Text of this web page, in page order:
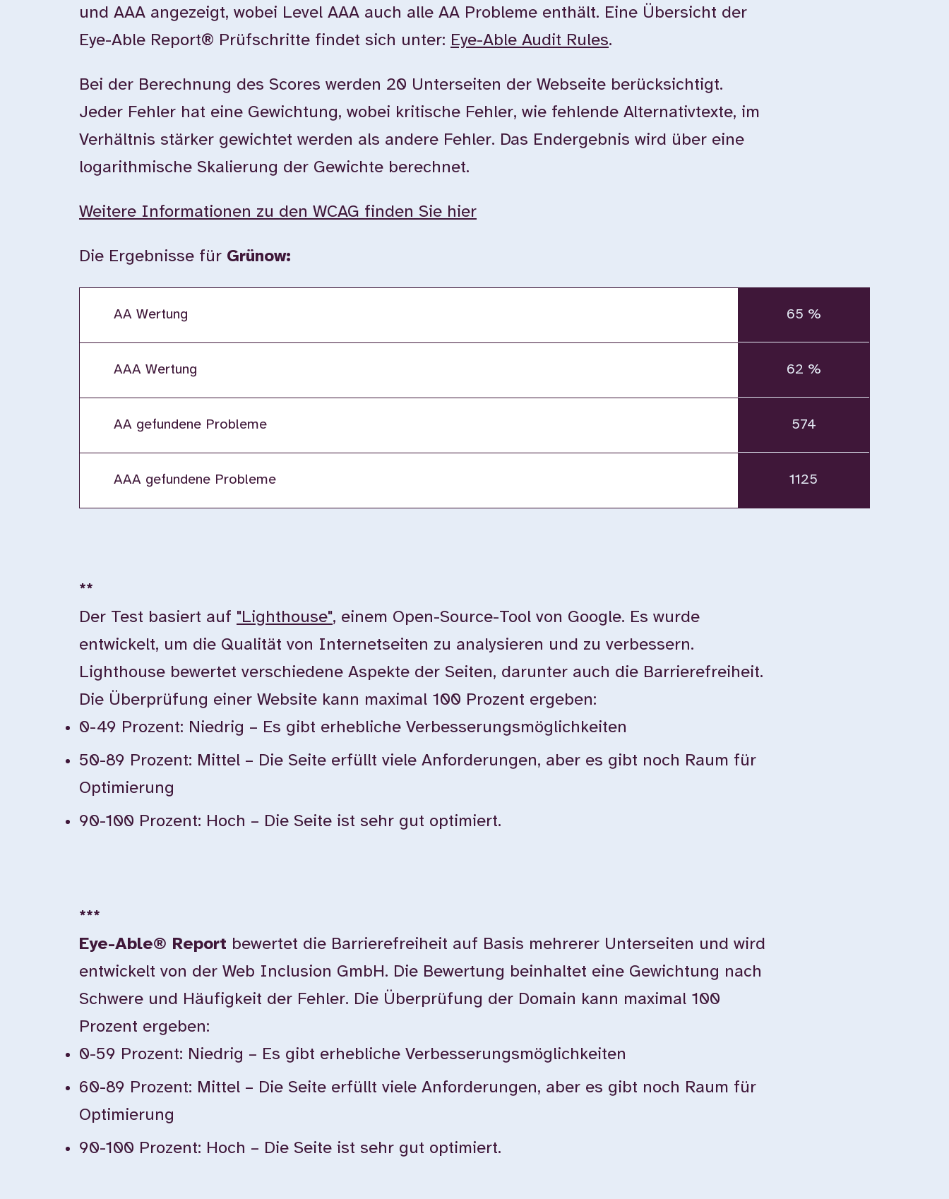
und AAA angezeigt, wobei Level AAA auch alle AA Probleme enthält. Eine Übersicht der
Eye-Able Report® Prüfschritte findet sich unter: Eye-Able Audit Rules.
Bei der Berechnung des Scores werden 20 Unterseiten der Webseite berücksichtigt.
Jeder Fehler hat eine Gewichtung, wobei kritische Fehler, wie fehlende Alternativtexte, im
Verhältnis stärker gewichtet werden als andere Fehler. Das Endergebnis wird über eine
logarithmische Skalierung der Gewichte berechnet.
Weitere Informationen zu den WCAG finden Sie hier
Die Ergebnisse für Grünow:
AA Wertung 65 %
AAA Wertung 62 %
AA gefundene Probleme 574
AAA gefundene Probleme 1125
**
Der Test basiert auf "Lighthouse", einem Open-Source-Tool von Google. Es wurde
entwickelt, um die Qualität von Internetseiten zu analysieren und zu verbessern.
Lighthouse bewertet verschiedene Aspekte der Seiten, darunter auch die Barrierefreiheit.
Die Überprüfung einer Website kann maximal 100 Prozent ergeben:
0-49 Prozent: Niedrig – Es gibt erhebliche Verbesserungsmöglichkeiten
50-89 Prozent: Mittel – Die Seite erfüllt viele Anforderungen, aber es gibt noch Raum für
Optimierung
90-100 Prozent: Hoch – Die Seite ist sehr gut optimiert.
***
Eye-Able® Report bewertet die Barrierefreiheit auf Basis mehrerer Unterseiten und wird
entwickelt von der Web Inclusion GmbH. Die Bewertung beinhaltet eine Gewichtung nach
Schwere und Häufigkeit der Fehler. Die Überprüfung der Domain kann maximal 100
Prozent ergeben:
0-59 Prozent: Niedrig – Es gibt erhebliche Verbesserungsmöglichkeiten
60-89 Prozent: Mittel – Die Seite erfüllt viele Anforderungen, aber es gibt noch Raum für
Optimierung
90-100 Prozent: Hoch – Die Seite ist sehr gut optimiert.